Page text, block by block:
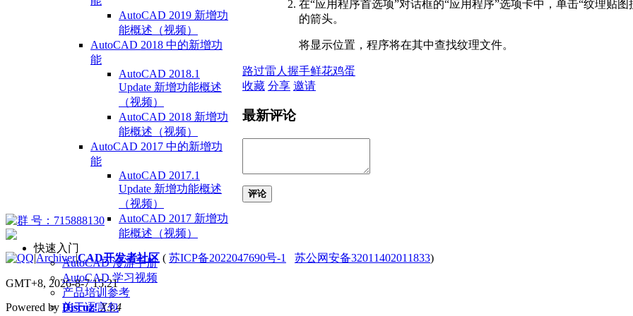
AutoCAD 2019 新增功
能概述（视频）
AutoCAD 2018 中的新增功
能
AutoCAD 2018.1
Update 新增功能概述
（视频）
AutoCAD 2018 新增功
能概述（视频）
AutoCAD 2017 中的新增功
能
AutoCAD 2017.1
Update 新增功能概述
（视频）
AutoCAD 2017 新增功
能概述（视频）
快速入门
AutoCAD 漫游手册
AutoCAD 学习视频
产品培训参考
关于语言包
在“应用程序首选项”对话框的“应用程序”选项卡中，单击“纹理贴图
的箭头。
将显示位置，程序将在其中查找纹理文件。
路过雷人 握手鲜花鸡蛋
收藏 分享 邀请
最新评论
评论
|Archiver|CAD开发者社区 ( 苏ICP备2022047690号-1 苏公网安备32011402011833)
GMT+8, 2026-8-7 15:21
Powered by Discuz! X3.4